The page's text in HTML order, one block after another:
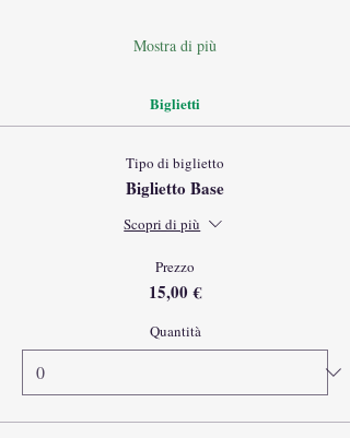
Mostra di più
Biglietti
Tipo di biglietto
Biglietto Base
Scopri di più
Prezzo
15,00 €
Quantità